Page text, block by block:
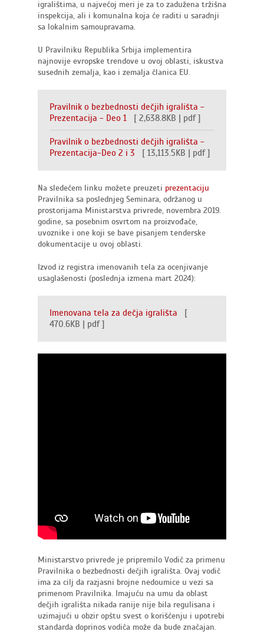
igralištima, u najvećoj meri je za to zadužena tržišna
inspekcija, ali i komunalna koja će raditi u saradnji
sa lokalnim samoupravama.
U Pravilniku Republika Srbija implementira
najnovije evropske trendove u ovoj oblasti, iskustva
susednih zemalja, kao i zemalja članica EU.
Pravilnik o bezbednosti dečjih igrališta -
Prezentacija - Deo 1
[ 2,638.8KB | pdf ]
Pravilnik o bezbednosti dečjih igrališta -
Prezentacija-Deo 2 i 3 [ 13,113.5KB | pdf ]
Na sledećem linku možete preuzeti prezentaciju
Pravilnika sa poslednjeg Seminara, održanog u
prostorijama Ministarstva privrede, novembra 2019.
godine, sa posebnim osvrtom na proizvođače,
uvoznike i one koji se bave pisanjem tenderske
dokumentacije u ovoj oblasti.
Izvod iz registra imenovanih tela za ocenjivanje
usaglašenosti (poslednja izmena mart 2024):
Imenovana tela za dečja igrališta [
470.6KB | pdf ]
Ministarstvo privrede je pripremilo Vodič za primenu
Pravilnika o bezbednosti dečjih igrališta. Ovaj vodič
ima za cilj da razjasni brojne nedoumice u vezi sa
primenom Pravilnika. Imajuću na umu da oblast
dečjih igrališta nikada ranije nije bila regulisana i
uzimajući u obzir opštu svest o korišćenju i upotrebi
standarda doprinos vodiča može da bude značajan.